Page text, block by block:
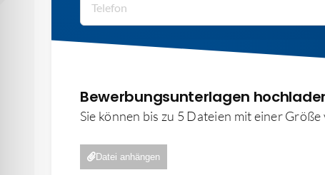
Bewerbungsunterlagen
Sie können bis zu 5 Dateien mit einer
Datei anhängen